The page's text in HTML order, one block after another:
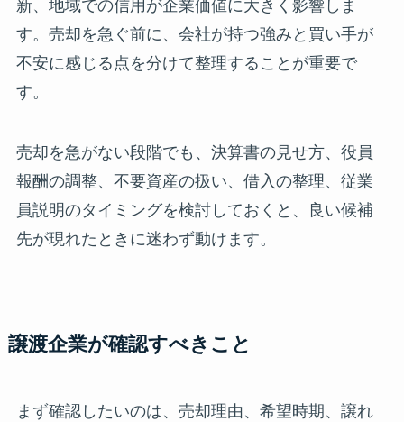
新、地域での信用が企業価値に大きく影響しま
す。売却を急ぐ前に、会社が持つ強みと買い手が
不安に感じる点を分けて整理することが重要で
す。
売却を急がない段階でも、決算書の見せ方、役員
報酬の調整、不要資産の扱い、借入の整理、従業
員説明のタイミングを検討しておくと、良い候補
先が現れたときに迷わず動けます。
譲渡企業が確認すべきこと
まず確認したいのは、売却理由、希望時期、譲れ